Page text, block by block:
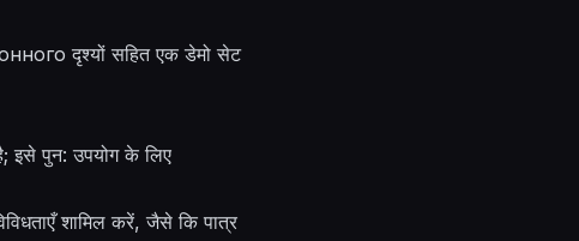
दृश्यों सहित एक डेमो सेट
इसे पुन: उपयोग के लिए
शामिल करें, जैसे कि पात्र